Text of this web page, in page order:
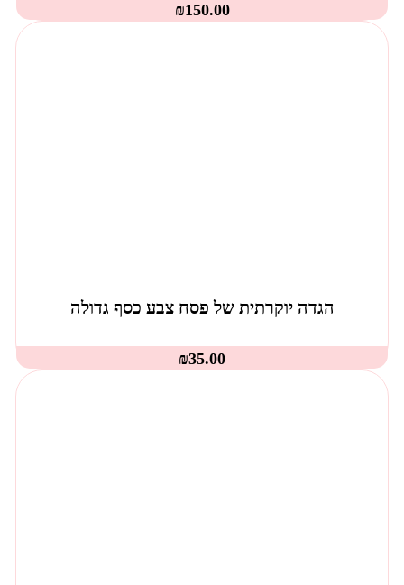
₪150.00
הגדה יוקרתית של פסח צבע כסף גדולה
₪35.00